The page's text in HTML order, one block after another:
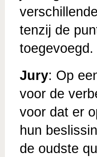
tenzij de
toegevoegd.
Jury: Op
voor de
voor dat er
hun
de oudste